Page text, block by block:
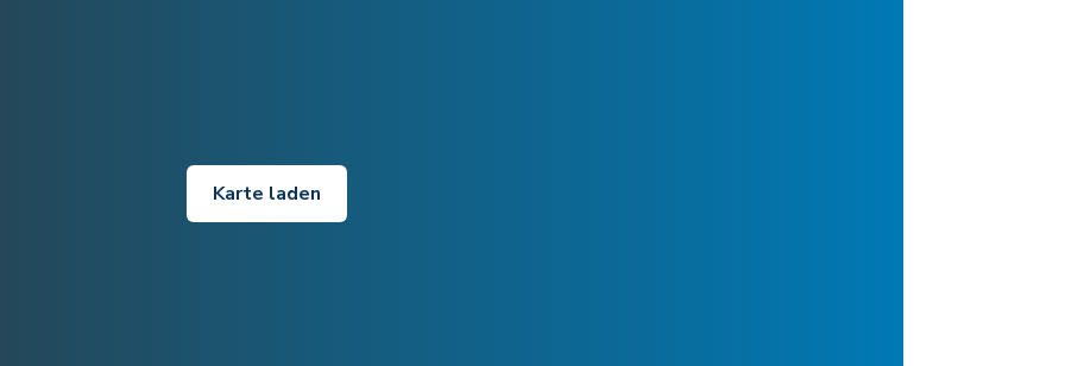
Karte laden